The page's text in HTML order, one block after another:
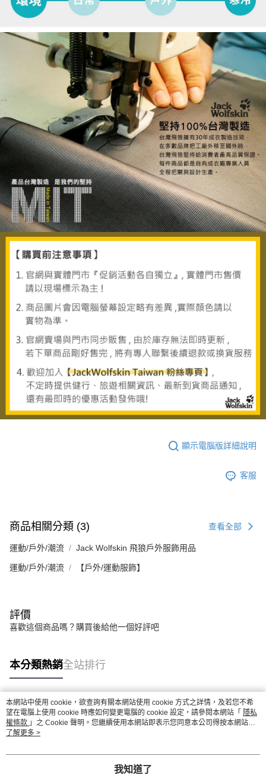
顯示電腦版詳細說明
客服
商品相關分類 (3) 查看全部
運動/戶外/潮流 Jack Wolfskin 飛狼戶外服飾用品
運動/戶外/潮流 【戶外/運動服飾】
評價
喜歡這個商品嗎？購買後給他一個好評吧
本分類熱銷全站排行
熱門標籤
本網站中使用 cookie，欲查詢有關本網站使用 cookie 方式之詳情，及若您不希
望在電腦上使用 cookie 時應如何變更電腦的 cookie 設定，請參閱本網站「 隱私
權條款 」之 Cookie 聲明。您繼續使用本網站即表示您同意本公司得按本網站使
用條款之 Cookie 聲明使用 cookie。
了解更多 >
我知道了